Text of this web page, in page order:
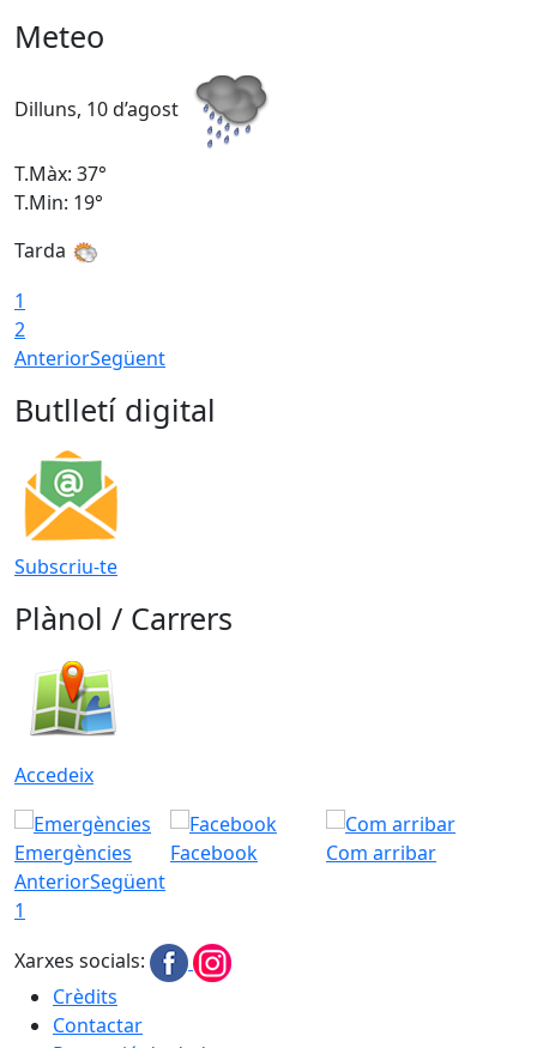
Meteo
Dilluns, 10 d’agost
T.Màx: 37°
T.Min: 19°
Tarda
1
2
AnteriorSegüent
Butlletí digital
Subscriu-te
Plànol / Carrers
Accedeix
Emergències Facebook
Com arribar
AnteriorSegüent
1
Xarxes socials:
Crèdits
Contactar